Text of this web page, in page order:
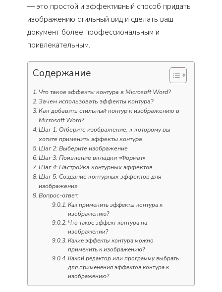
— это простой и эффективный способ придать
изображению стильный вид и сделать ваш
документ более профессиональным и
привлекательным.
Содержание
Что такое эффекты контура в Microsoft Word?
Зачем использовать эффекты контура?
Как добавить стильный контур к изображению в
Microsoft Word?
Шаг 1: Отберите изображение, к которому вы
хотите применить эффекты контура
Шаг 2: Выберите изображение
Шаг 3: Появление вкладки «Формат»
Шаг 4: Настройка контурных эффектов
Шаг 5: Создание контурных эффектов для
изображения
Вопрос-ответ:
Как применить эффекты контура к
изображению?
Что такое эффект контура на
изображении?
Какие эффекты контура можно
применить к изображению?
Какой редактор или программу выбрать
для применения эффектов контура к
изображению?